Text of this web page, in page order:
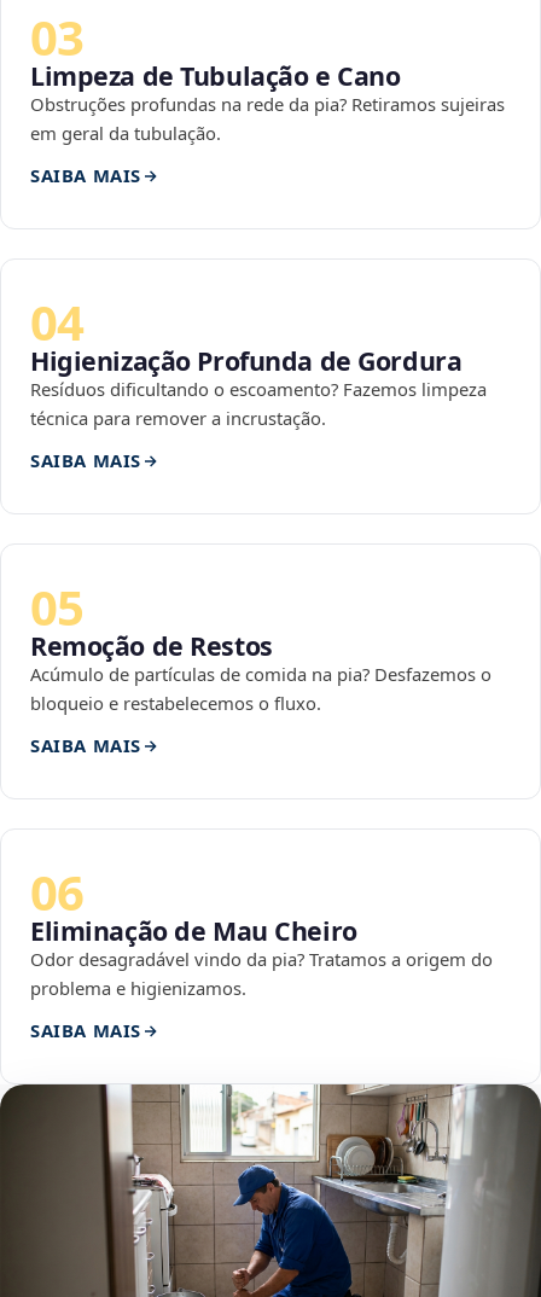
03
Limpeza de Tubulação e Cano
Obstruções profundas na rede da pia? Retiramos sujeiras
em geral da tubulação.
SAIBA MAIS
04
Higienização Profunda de Gordura
Resíduos dificultando o escoamento? Fazemos limpeza
técnica para remover a incrustação.
SAIBA MAIS
05
Remoção de Restos
Acúmulo de partículas de comida na pia? Desfazemos o
bloqueio e restabelecemos o fluxo.
SAIBA MAIS
06
Eliminação de Mau Cheiro
Odor desagradável vindo da pia? Tratamos a origem do
problema e higienizamos.
SAIBA MAIS